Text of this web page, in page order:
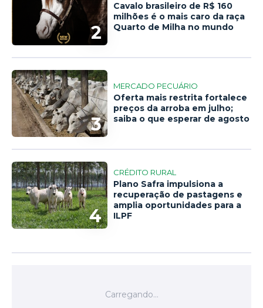
2
Cavalo brasileiro de R$ 160
milhões é o mais caro da raça
Quarto de Milha no mundo
3
MERCADO PECUÁRIO
Oferta mais restrita fortalece
preços da arroba em julho;
saiba o que esperar de agosto
4
CRÉDITO RURAL
Plano Safra impulsiona a
recuperação de pastagens e
amplia oportunidades para a
ILPF